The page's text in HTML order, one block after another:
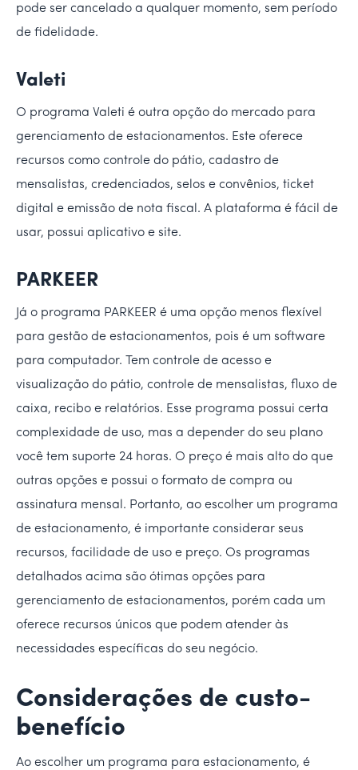
pode ser cancelado a qualquer momento, sem período
de fidelidade.
Valeti
O programa Valeti é outra opção do mercado para
gerenciamento de estacionamentos. Este oferece
recursos como controle do pátio, cadastro de
mensalistas, credenciados, selos e convênios, ticket
digital e emissão de nota fiscal. A plataforma é fácil de
usar, possui aplicativo e site.
PARKEER
Já o programa PARKEER é uma opção menos flexível
para gestão de estacionamentos, pois é um software
para computador. Tem controle de acesso e
visualização do pátio, controle de mensalistas, fluxo de
caixa, recibo e relatórios. Esse programa possui certa
complexidade de uso, mas a depender do seu plano
você tem suporte 24 horas. O preço é mais alto do que
outras opções e possui o formato de compra ou
assinatura mensal. Portanto, ao escolher um programa
de estacionamento, é importante considerar seus
recursos, facilidade de uso e preço. Os programas
detalhados acima são ótimas opções para
gerenciamento de estacionamentos, porém cada um
oferece recursos únicos que podem atender às
necessidades específicas do seu negócio.
Considerações de custo-
benefício
Ao escolher um programa para estacionamento, é